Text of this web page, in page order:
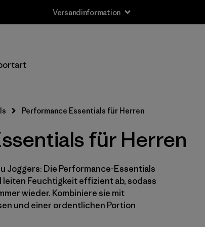
Versandinformation
(26)
(27)
(17)
Performance Essentials für Herren
für Herren
Joggers: Die Performance-Essentials
Feuchtigkeit effizient ab, sodass
wieder. Kombiniere sie mit
und einer ordentlichen Portion